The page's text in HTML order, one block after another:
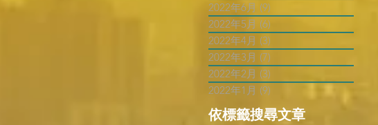
2022年6月 (9)
2022年5月 (6)
2022年4月 (3)
2022年3月 (7)
2022年2月 (3)
2022年1月 (9)
依標籤搜尋文章